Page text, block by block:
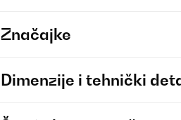
Značajke
Dimenzije i tehnički